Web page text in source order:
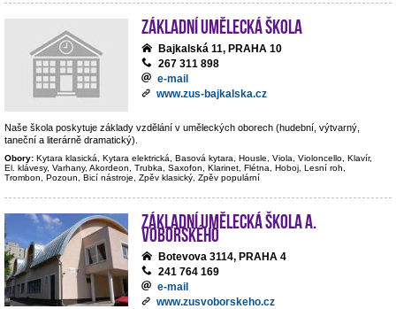
Základní umělecká škola
Bajkalská 11, PRAHA 10
267 311 898
e-mail
www.zus-bajkalska.cz
Naše škola poskytuje základy vzdělání v uměleckých oborech (hudební, výtvarný,
taneční a literárně dramatický).
Obory: Kytara klasická, Kytara elektrická, Basová kytara, Housle, Viola, Violoncello, Klavír,
El. klávesy, Varhany, Akordeon, Trubka, Saxofon, Klarinet, Flétna, Hoboj, Lesní roh,
Trombon, Pozoun, Bicí nástroje, Zpěv klasický, Zpěv populární
Základní umělecká škola A.
Voborského
Botevova 3114, PRAHA 4
241 764 169
e-mail
www.zusvoborskeho.cz